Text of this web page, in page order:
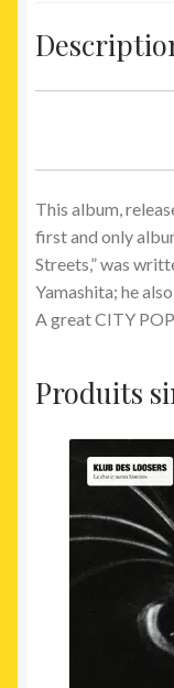
This album,
first and only
Streets,” was
Yamashita; he
A greatCITY POP
Produits